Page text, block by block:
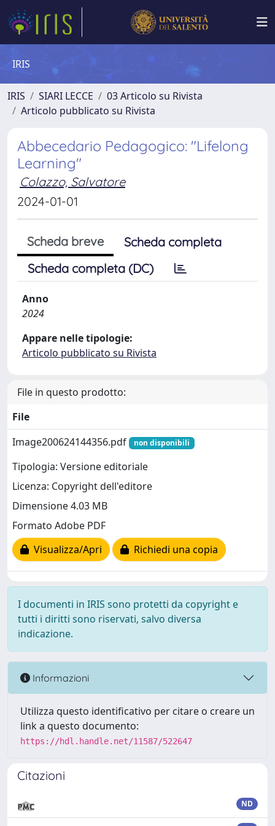
IRIS
IRIS SIARI LECCE
03 Articolo su Rivista
Articolo pubblicato su Rivista
Abbecedario Pedagogico: "Lifelong
Learning"
Colazzo, Salvatore
2024-01-01
Scheda breve
Scheda completa
Scheda completa (DC)
Anno
2024
Appare nelle tipologie:
Articolo pubblicato su Rivista
File in questo prodotto:
File
Image200624144356.pdf
non disponibili
Tipologia: Versione editoriale
Licenza: Copyright dell'editore
Dimensione 4.03 MB
Formato Adobe PDF
Visualizza/Apri
Richiedi una copia
I documenti in IRIS sono protetti da copyright e
tutti i diritti sono riservati, salvo diversa
indicazione.
Informazioni
Utilizza questo identificativo per citare o creare un
link a questo documento:
https://hdl.handle.net/11587/522647
Citazioni
ND